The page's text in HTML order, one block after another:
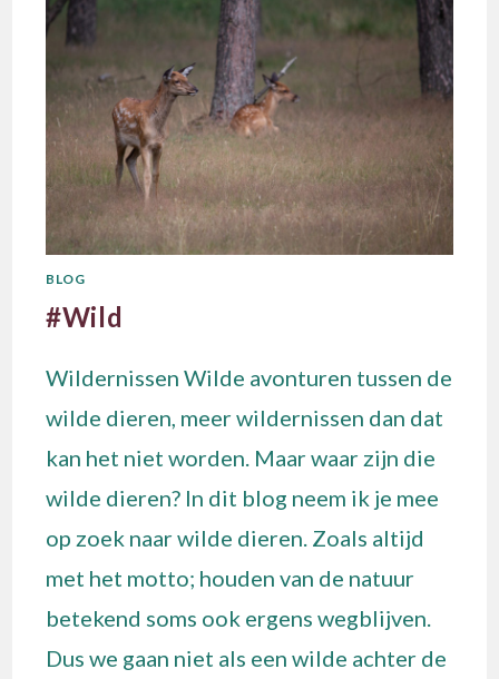
BLOG
#Wild
Wildernissen Wilde avonturen tussen de
wilde dieren, meer wildernissen dan dat
kan het niet worden. Maar waar zijn die
wilde dieren? In dit blog neem ik je mee
op zoek naar wilde dieren. Zoals altijd
met het motto; houden van de natuur
betekend soms ook ergens wegblijven.
Dus we gaan niet als een wilde achter de